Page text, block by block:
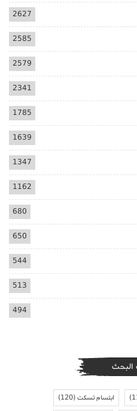
2627
2585
2579
2341
1785
1639
1347
1162
680
650
544
513
494
البحث
ابتسام تسكت(120)